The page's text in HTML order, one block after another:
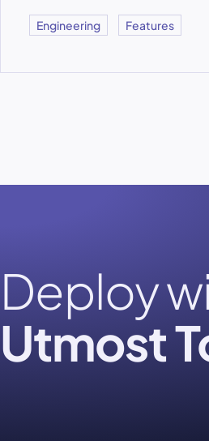
Engineering Features
Deploy
Utmost